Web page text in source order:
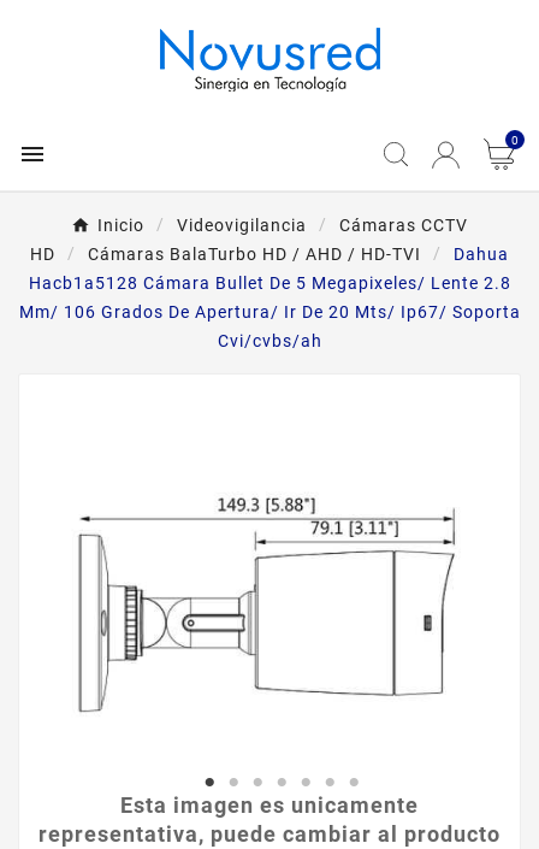
 0
Inicio Videovigilancia
Cámaras CCTV
HD
Cámaras BalaTurbo HD / AHD / HD-TVI
Dahua
Hacb1a5128 Cámara Bullet De 5 Megapixeles/ Lente 2.8
Mm/ 106 Grados De Apertura/ Ir De 20 Mts/ Ip67/ Soporta
Cvi/cvbs/ah
Esta imagen es unicamente
representativa, puede cambiar al producto